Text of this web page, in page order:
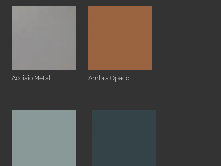
Acciaio Metal Ambra Opaco